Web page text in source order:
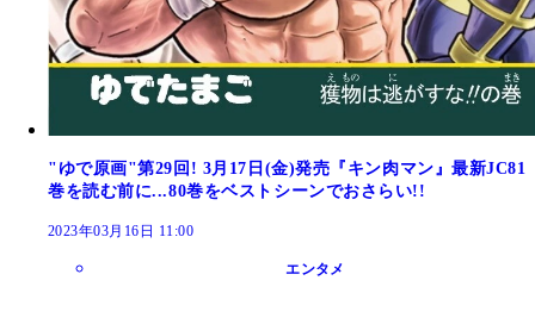
"ゆで原画"第29回! 3月17日(金)発売『キン肉マン』最新JC81
巻を読む前に...80巻をベストシーンでおさらい!!
2023年03月16日 11:00
エンタメ